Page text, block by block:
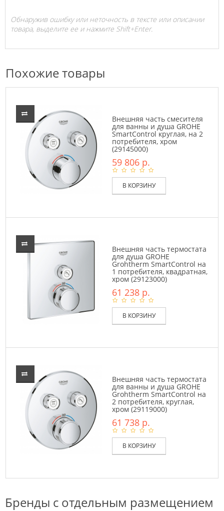
Обнаружив ошибку или неточность в тексте или описании
товара, выделите ее и нажмите Shift+Enter.
Похожие товары
Внешняя часть смесителя
для ванны и душа GROHE
SmartControl круглая, на 2
потребителя, хром
(29145000)
59 806 р.
В КОРЗИНУ
Внешняя часть термостата
для душа GROHE
Grohtherm SmartControl на
1 потребителя, квадратная,
хром (29123000)
61 238 р.
В КОРЗИНУ
Внешняя часть термостата
для ванны и душа GROHE
Grohtherm SmartControl на
2 потребителя, круглая,
хром (29119000)
61 738 р.
В КОРЗИНУ
Бренды с отдельным размещением